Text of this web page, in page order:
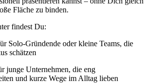
Fläche zu binden.
findest Du:
Solo-Gründende oder kleine Teams, die
schätzen
junge Unternehmen, die eng
und kurze Wege im Alltag lieben